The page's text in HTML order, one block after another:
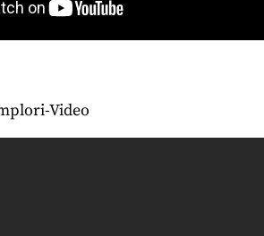
Video